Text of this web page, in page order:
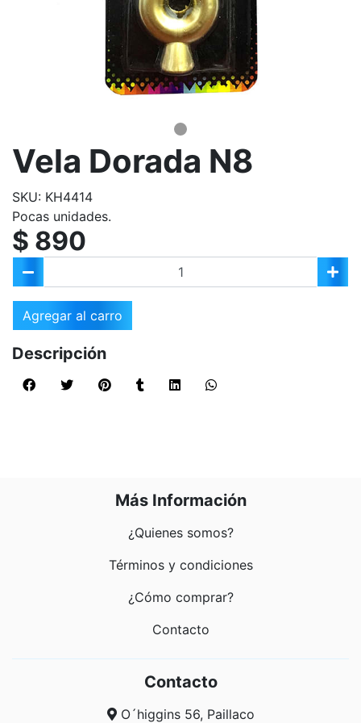
Vela Dorada N8
SKU: KH4414
Pocas unidades.
$ 890
Agregar al carro
Descripción
Más Información
¿Quienes somos?
Términos y condiciones
¿Cómo comprar?
Contacto
Contacto
O´higgins 56, Paillaco